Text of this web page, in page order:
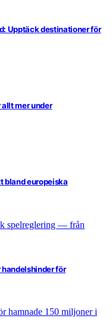
Upptäck destinationer för
mer under
bland europeiska
för